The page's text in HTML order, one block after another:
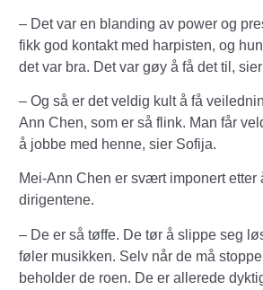
– Det var en blanding av power og
fikk god kontakt med harpisten, og
det var bra. Det var gøy å få det til,
– Og så er det veldig kult å få
Ann Chen, som er så flink. Man får
å jobbe med henne, sier Sofija.
Mei-Ann Chen er svært imponert etter
dirigentene.
– De er så tøffe. De tør å slippe seg
føler musikken. Selv når de må
beholder de roen. De er allerede